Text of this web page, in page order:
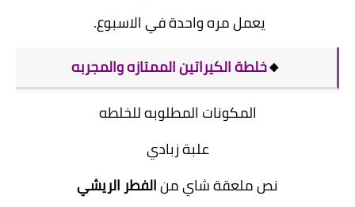
يعمل مره واحدة في الاسبوع.
🔸خلطة الكيراتين الممتازه والمجربه
المكونات المطلوبه للخلطه
علبة زبادي
نص ملعقة شاي منالفطر الريشي